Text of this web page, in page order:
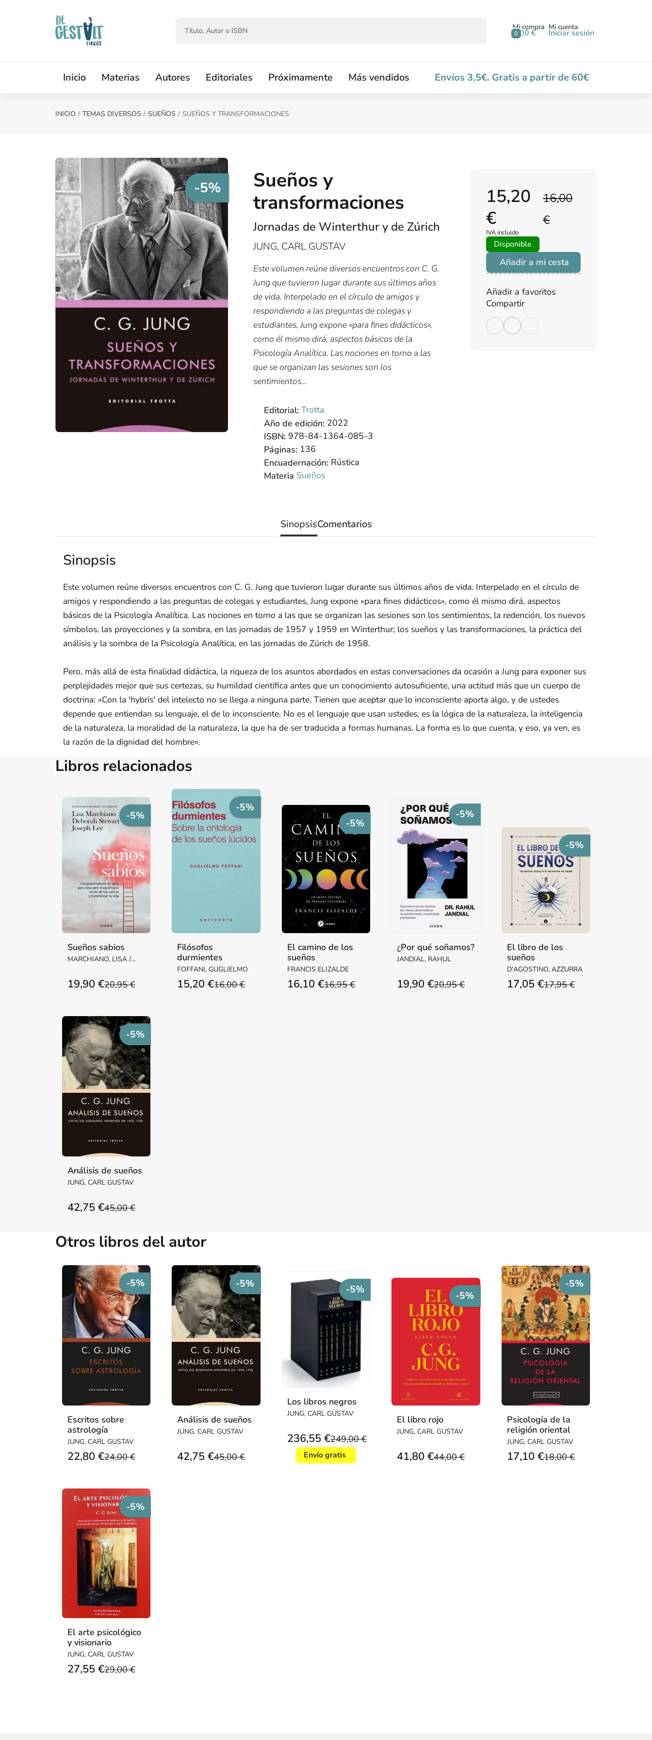
0
Mi compra
0,00 €
Mi cuenta
Iniciar sesión
Inicio Materias Autores Editoriales Próximamente Más vendidos Envíos 3,5€. Gratis a partir de 60€
INICIO TEMAS DIVERSOS SUEÑOS SUEÑOS Y TRANSFORMACIONES
-5%
Sueños y
transformaciones
Jornadas de Winterthur y de Zúrich
JUNG, CARL GUSTAV
Este volumen reúne diversos encuentros con C. G.
Jung que tuvieron lugar durante sus últimos años
de vida. Interpelado en el círculo de amigos y
respondiendo a las preguntas de colegas y
estudiantes, Jung expone «para fines didácticos»,
como él mismo dirá, aspectos básicos de la
Psicología Analítica. Las nociones en torno a las
que se organizan las sesiones son los
sentimientos...
Editorial: Trotta
Año de edición: 2022
ISBN: 978-84-1364-085-3
Páginas: 136
Encuadernación: Rústica
Materia Sueños
16,00
€
15,20
€
IVA incluido
Disponible
Añadir a mi cesta
Añadir a favoritos
Compartir
SinopsisComentarios
Sinopsis
Este volumen reúne diversos encuentros con C. G. Jung que tuvieron lugar durante sus últimos años de vida. Interpelado en el círculo de
amigos y respondiendo a las preguntas de colegas y estudiantes, Jung expone «para fines didácticos», como él mismo dirá, aspectos
básicos de la Psicología Analítica. Las nociones en torno a las que se organizan las sesiones son los sentimientos, la redención, los nuevos
símbolos, las proyecciones y la sombra, en las jornadas de 1957 y 1959 en Winterthur; los sueños y las transformaciones, la práctica del
análisis y la sombra de la Psicología Analítica, en las jornadas de Zúrich de 1958.
Pero, más allá de esta finalidad didáctica, la riqueza de los asuntos abordados en estas conversaciones da ocasión a Jung para exponer sus
perplejidades mejor que sus certezas, su humildad científica antes que un conocimiento autosuficiente, una actitud más que un cuerpo de
doctrina: «Con la 'hybris' del intelecto no se llega a ninguna parte. Tienen que aceptar que lo inconsciente aporta algo, y de ustedes
depende que entiendan su lenguaje, el de lo inconsciente. No es el lenguaje que usan ustedes, es la lógica de la naturaleza, la inteligencia
de la naturaleza, la moralidad de la naturaleza, la que ha de ser traducida a formas humanas. La forma es lo que cuenta, y eso, ya ven, es
la razón de la dignidad del hombre».
Libros relacionados
-5%
Sueños sabios
MARCHIANO, LISA /
20,95 €
19,90 €
-5%
Filósofos
durmientes
FOFFANI, GUGLIELMO
16,00 €
15,20 €
-5%
El camino de los
sueños
FRANCIS ELIZALDE
16,95 €
16,10 €
-5%
¿Por qué soñamos?
JANDIAL, RAHUL
20,95 €
19,90 €
-5%
El libro de los
sueños
D'AGOSTINO, AZZURRA
17,95 €
17,05 €
-5%
Análisis de sueños
JUNG, CARL GUSTAV
45,00 €
42,75 €
Otros libros del autor
-5%
Escritos sobre
astrología
JUNG, CARL GUSTAV
24,00 €
22,80 €
-5%
Análisis de sueños
JUNG, CARL GUSTAV
45,00 €
42,75 €
-5%
Los libros negros
JUNG, CARL GUSTAV
249,00 €
236,55 €
Envío gratis
-5%
El libro rojo
JUNG, CARL GUSTAV
44,00 €
41,80 €
-5%
Psicología de la
religión oriental
JUNG, CARL GUSTAV
18,00 €
17,10 €
-5%
El arte psicológico
y visionario
JUNG, CARL GUSTAV
29,00 €
27,55 €